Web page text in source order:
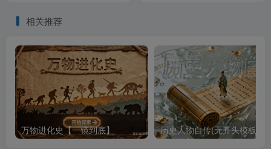
相关推荐
万物进化史【一镜到底】 历史人物自传(无开头模板)